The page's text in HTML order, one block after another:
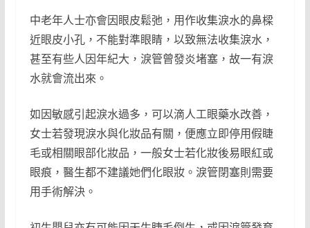
中老年人士亦會因眼皮鬆弛，用作收集淚水的鼻樑
近眼皮小孔，不能對準眼睛，以致無法收集淚水，
甚至有些人因年紀大，淚管曾發炎堵塞，故一有淚
水就會流出來。
如因敏感引起淚水過多，可以滴人工眼藥水改善，
女士若發現淚水與化妝品有關，便應立即停用假睫
毛或相關眼部化妝品，一般女士若化妝後易眼紅或
眼痕，醫生都不建議她們化眼妝。淚管閉塞則需要
用手術解決。